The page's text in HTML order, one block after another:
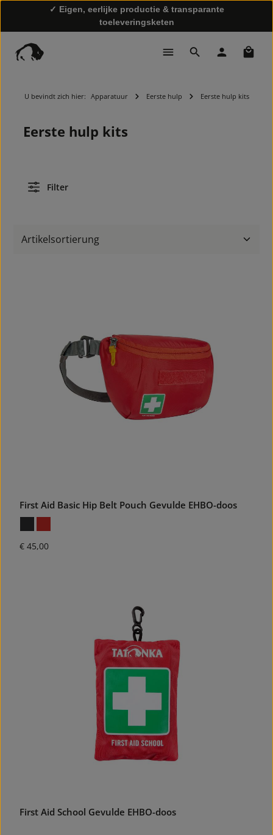
✓ Snelle levering & gratis retourzending
✓ Eigen, eerlijke productie & transparante
toeleveringsketen
U bevindt zich hier: Apparatuur Eerste hulp Eerste hulp kits
Eerste hulp kits
Filter
First Aid Basic Hip Belt Pouch Gevulde EHBO-doos
Normale prijs:
€ 45,00
First Aid School Gevulde EHBO-doos